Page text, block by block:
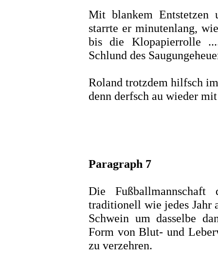
Mit blankem Entstetzen
starrte er minutenlang,
bis die Klopapierrolle
Schlund des
Roland trotzdem hilfsch
denn derfsch au wieder
Paragraph 7
Die
traditionell wie jedes Jahr
Schwein um dasselbe
Form von Blut- und
zu verzehren.